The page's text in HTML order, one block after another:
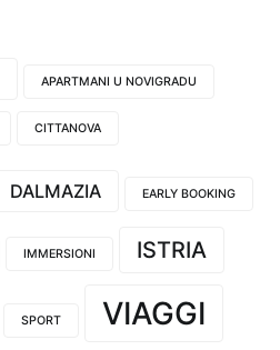
APARTMANI U NOVIGRADU
CITTANOVA
DALMAZIA EARLY BOOKING
IMMERSIONI ISTRIA
SPORT VIAGGI